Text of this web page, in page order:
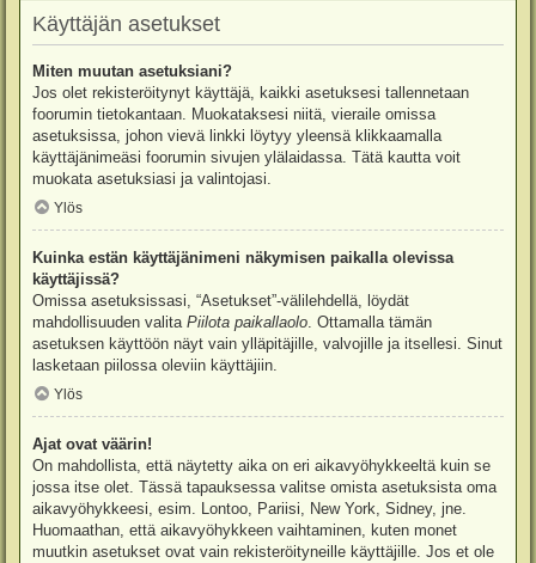
Käyttäjän asetukset
Miten muutan asetuksiani?
Jos olet rekisteröitynyt käyttäjä, kaikki asetuksesi tallennetaan
foorumin tietokantaan. Muokataksesi niitä, vieraile omissa
asetuksissa, johon vievä linkki löytyy yleensä klikkaamalla
käyttäjänimeäsi foorumin sivujen ylälaidassa. Tätä kautta voit
muokata asetuksiasi ja valintojasi.
Ylös
Kuinka estän käyttäjänimeni näkymisen paikalla olevissa
käyttäjissä?
Omissa asetuksissasi, “Asetukset”-välilehdellä, löydät
mahdollisuuden valita Piilota paikallaolo. Ottamalla tämän
asetuksen käyttöön näyt vain ylläpitäjille, valvojille ja itsellesi. Sinut
lasketaan piilossa oleviin käyttäjiin.
Ylös
Ajat ovat väärin!
On mahdollista, että näytetty aika on eri aikavyöhykkeeltä kuin se
jossa itse olet. Tässä tapauksessa valitse omista asetuksista oma
aikavyöhykkeesi, esim. Lontoo, Pariisi, New York, Sidney, jne.
Huomaathan, että aikavyöhykkeen vaihtaminen, kuten monet
muutkin asetukset ovat vain rekisteröityneille käyttäjille. Jos et ole